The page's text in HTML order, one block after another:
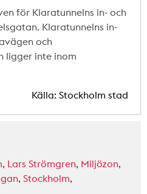
för Klaratunnelns in- och
Klaratunnelns in-
och
ligger inte inom
Källa: Stockholm stad
, Lars Strömgren, Miljözon,
, Stockholm,